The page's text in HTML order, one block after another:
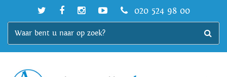
020 524 98 00